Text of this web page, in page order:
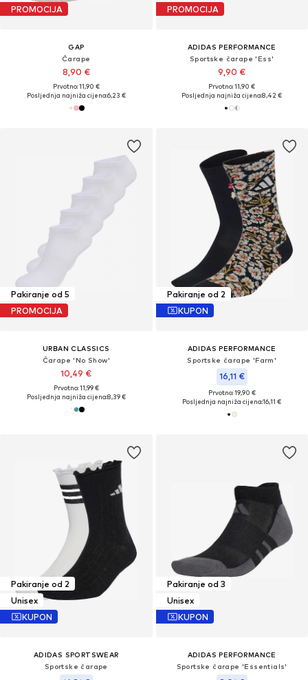
PROMOCIJA
GAP
Čarape
8,90 €
Prvotno: 11,90 €
Posljednja najniža cijena:6,23 €
PROMOCIJA
ADIDAS PERFORMANCE
Sportske čarape 'Ess'
9,90 €
Prvotno: 11,90 €
Posljednja najniža cijena:8,42 €
Pakiranje od 5
PROMOCIJA
URBAN CLASSICS
Čarape 'No Show'
10,49 €
Prvotno: 11,99 €
Posljednja najniža cijena:8,39 €
Pakiranje od 2
KUPON
ADIDAS PERFORMANCE
Sportske čarape 'Farm'
16,11 €
Prvotno: 19,90 €
Posljednja najniža cijena:16,11 €
Pakiranje od 2
Unisex
KUPON
ADIDAS SPORTSWEAR
Sportske čarape
Pakiranje od 3
Unisex
KUPON
ADIDAS PERFORMANCE
Sportske čarape 'Essentials'